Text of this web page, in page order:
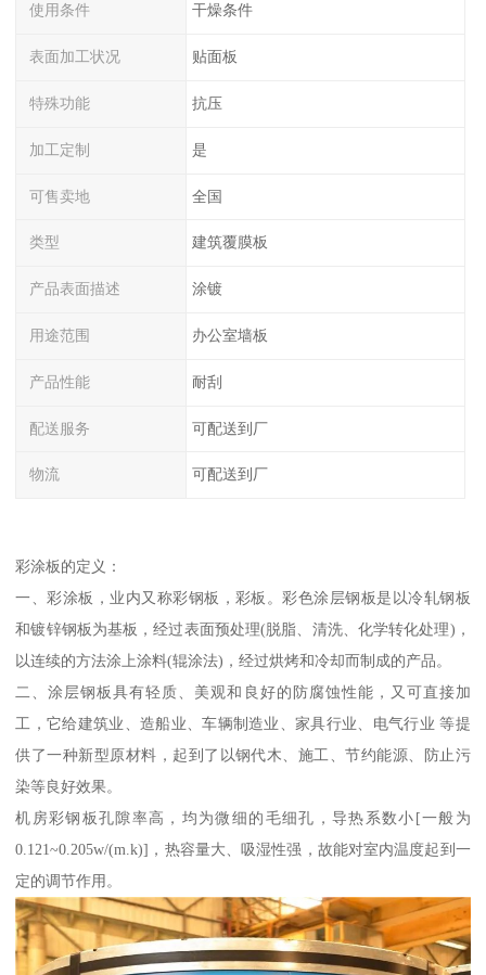
使用条件 干燥条件
表面加工状况 贴面板
特殊功能 抗压
加工定制 是
可售卖地 全国
类型 建筑覆膜板
产品表面描述 涂镀
用途范围 办公室墙板
产品性能 耐刮
配送服务 可配送到厂
物流 可配送到厂
彩涂板的定义：
一、彩涂板，业内又称彩钢板，彩板。彩色涂层钢板是以冷轧钢板
和镀锌钢板为基板，经过表面预处理(脱脂、清洗、化学转化处理)，
以连续的方法涂上涂料(辊涂法)，经过烘烤和冷却而制成的产品。
二、涂层钢板具有轻质、美观和良好的防腐蚀性能，又可直接加
工，它给建筑业、造船业、车辆制造业、家具行业、电气行业 等提
供了一种新型原材料，起到了以钢代木、施工、节约能源、防止污
染等良好效果。
机房彩钢板孔隙率高，均为微细的毛细孔，导热系数小[一般为
0.121~0.205w/(m.k)]，热容量大、吸湿性强，故能对室内温度起到一
定的调节作用。